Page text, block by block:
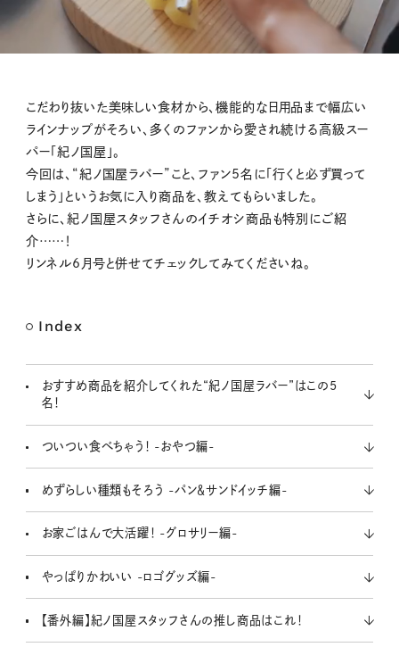
M
t
こだわり抜いた美味しい食材から、機能的な日用品まで幅広い
ラインナップがそろい、多くのファンから愛され続ける高級スー
パー「紀ノ国屋」。
今回は、“紀ノ国屋ラバー”こと、ファン5名に「行くと必ず買って
しまう」というお気に入り商品を、教えてもらいました。
さらに、紀ノ国屋スタッフさんのイチオシ商品も特別にご紹
介……！
リンネル6月号と併せてチェックしてみてくださいね。
Index
おすすめ商品を紹介してくれた“紀ノ国屋ラバー”はこの5
名！
ついつい食べちゃう！ -おやつ編-
めずらしい種類もそろう -パン＆サンドイッチ編-
お家ごはんで大活躍！ -グロサリー編-
やっぱりかわいい -ロゴグッズ編-
【番外編】紀ノ国屋スタッフさんの推し商品はこれ！